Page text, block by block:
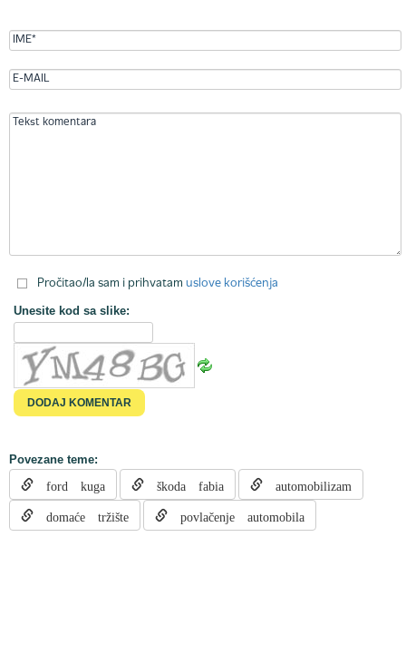
Pročitao/la sam i prihvatam uslove korišćenja
Unesite kod sa slike:
Povezane teme:
ford kuga škoda fabia automobilizam
domaće tržište povlačenje automobila